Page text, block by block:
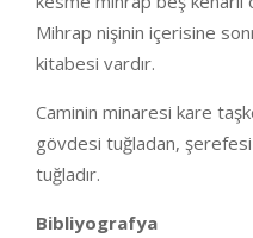
Mihrap nişinin içerisine
kitabesi vardır.
Caminin minaresi kare
gövdesi tuğladan, şerefesi
tuğladır.
Bibliyografya